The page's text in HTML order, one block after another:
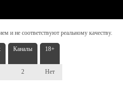
и не соответствуют реальному качеству.
Каналы 18+
2 Нет